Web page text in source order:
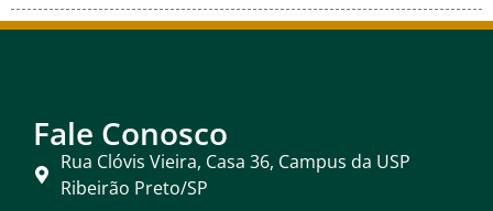
Fale Conosco
Rua Clóvis Vieira, Casa 36, Campus da USP
Ribeirão Preto/SP